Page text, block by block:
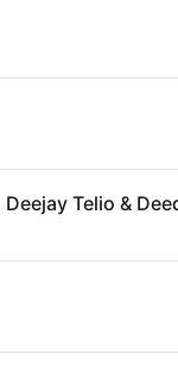
Telio &